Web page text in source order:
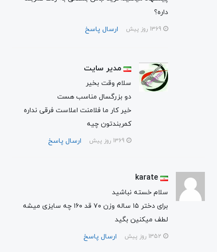
داره؟
ارسال پاسخ
مدیر سایت
سلام وقت بخیر
دو بزرگسال مناسب هست
خیر کار ما فلامنت اعلاست فرقی نداره
کمربندتون چیه
ارسال پاسخ
karate
سلام خسته نباشید
برای دختر ۱۵ ساله وزن ۷۰ قد ۱۶۰ چه سایزی میشه
لطف میکنین بگید
ارسال پاسخ